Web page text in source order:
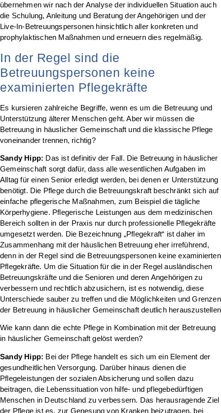
übernehmen wir nach der Analyse der individuellen Situation auch
die Schulung, Anleitung und Beratung der Angehörigen und der
Live-In-Betreuungspersonen hinsichtlich aller konkreten und
prophylaktischen Maßnahmen und erneuern dies regelmäßig.
In der Regel sind die
Betreuungspersonen keine
examinierten Pflegekräfte
Es kursieren zahlreiche Begriffe, wenn es um die Betreuung und
Unterstützung älterer Menschen geht. Aber wir müssen die
Betreuung in häuslicher Gemeinschaft und die klassische Pflege
voneinander trennen, richtig?
Sandy Hipp: Das ist definitiv der Fall. Die Betreuung in häuslicher
Gemeinschaft sorgt dafür, dass alle wesentlichen Aufgaben im
Alltag für einen Senior erledigt werden, bei denen er Unterstützung
benötigt. Die Pflege durch die Betreuungskraft beschränkt sich auf
einfache pflegerische Maßnahmen, zum Beispiel die tägliche
Körperhygiene. Pflegerische Leistungen aus dem medizinischen
Bereich sollten in der Praxis nur durch professionelle Pflegekräfte
umgesetzt werden. Die Bezeichnung „Pflegekraft“ ist daher im
Zusammenhang mit der häuslichen Betreuung eher irreführend,
denn in der Regel sind die Betreuungspersonen keine examinierten
Pflegekräfte. Um die Situation für die in der Regel ausländischen
Betreuungskräfte und die Senioren und deren Angehörigen zu
verbessern und rechtlich abzusichern, ist es notwendig, diese
Unterschiede sauber zu treffen und die Möglichkeiten und Grenzen
der Betreuung in häuslicher Gemeinschaft deutlich herauszustellen
Wie kann dann die echte Pflege in Kombination mit der Betreuung
in häuslicher Gemeinschaft gelöst werden?
Sandy Hipp: Bei der Pflege handelt es sich um ein Element der
gesundheitlichen Versorgung. Darüber hinaus dienen die
Pflegeleistungen der sozialen Absicherung und sollen dazu
beitragen, die Lebenssituation von hilfe- und pflegebedürftigen
Menschen in Deutschland zu verbessern. Das herausragende Ziel
der Pflege ist es, zur Genesung von Kranken beizutragen, bei